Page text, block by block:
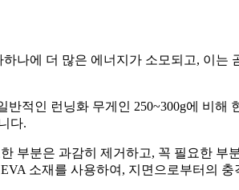
나에 더 많은 에너지가 소모되고, 이는
적인 런닝화 무게인 250~300g에 비
다.
부분은 과감히 제거하고, 꼭 필요한
소재를 사용하여, 지면으로부터의